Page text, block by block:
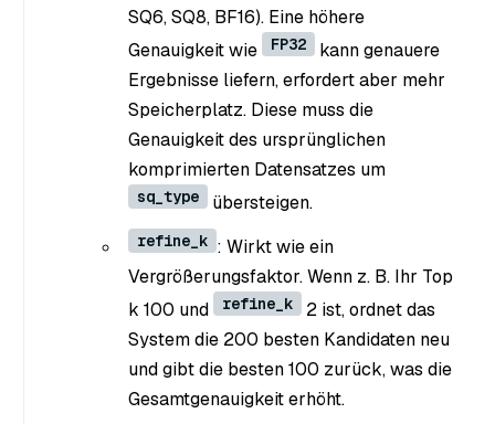
SQ6, SQ8, BF16). Eine höhere
Genauigkeit wie
FP32
kann genauere
Ergebnisse liefern, erfordert aber mehr
Speicherplatz. Diese muss die
Genauigkeit des ursprünglichen
komprimierten Datensatzes um
sq_type übersteigen.
refine_k : Wirkt wie ein
Vergrößerungsfaktor. Wenn z. B. Ihr Top
k 100 und refine_k
2 ist, ordnet das
System die 200 besten Kandidaten neu
und gibt die besten 100 zurück, was die
Gesamtgenauigkeit erhöht.